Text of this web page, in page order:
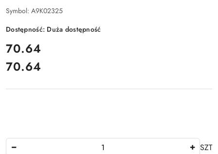
Symbol: A9K02325
Dostępność: Duża dostępność
cena:
70.64
Cena:
70.64
SZT